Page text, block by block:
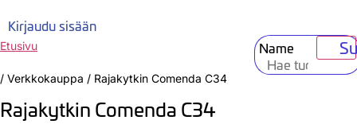
Kirjaudu sisään
Name
Etusivu
/ Verkkokauppa / Rajakytkin Comenda C34
Rajakytkin Comenda C34